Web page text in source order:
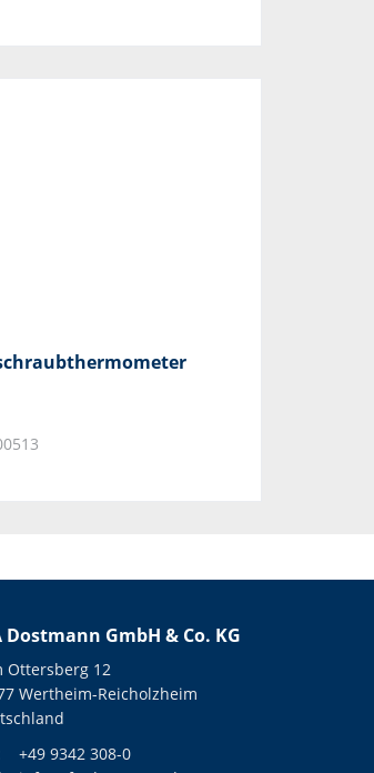
Dostmann GmbH & Co. KG
Ottersberg 12
Wertheim-Reicholzheim
+49 9342 308-0